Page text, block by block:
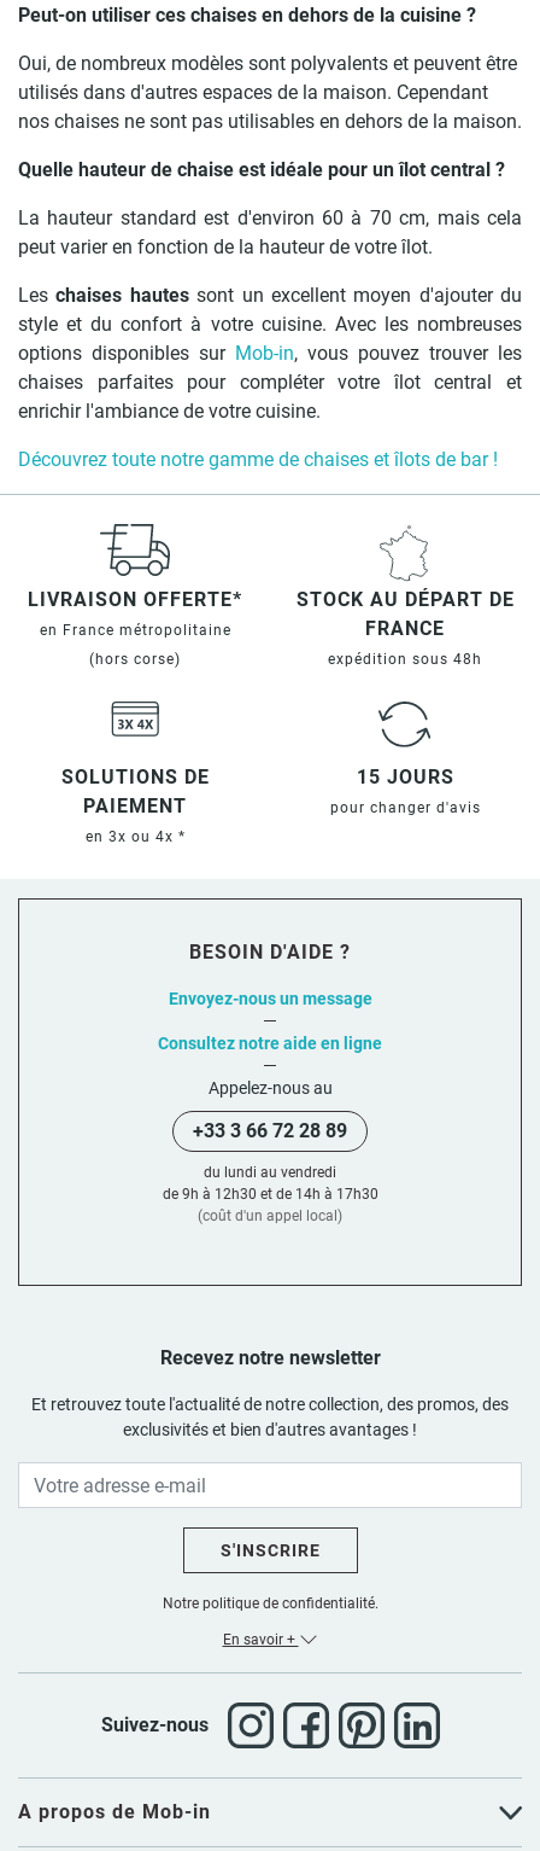
Peut-on utiliser ces chaises en dehors de la cuisine ?
Oui, de nombreux modèles sont polyvalents et peuvent être
utilisés dans d'autres espaces de la maison. Cependant
nos chaises ne sont pas utilisables en dehors de la maison.
Quelle hauteur de chaise est idéale pour un îlot central ?
La hauteur standard est d'environ 60 à 70 cm, mais cela
peut varier en fonction de la hauteur de votre îlot.
Leschaises hautessont un excellent moyen d'ajouter du
style et du confort à votre cuisine. Avec les nombreuses
options disponibles sur Mob-in, vous pouvez trouver les
chaises parfaites pour compléter votre îlot central et
enrichir l'ambiance de votre cuisine.
Découvrez toute notre gamme de chaises et îlots de bar !
LIVRAISON OFFERTE*
en France métropolitaine
(hors corse)
STOCK AU DÉPART DE
FRANCE
expédition sous 48h
SOLUTIONS DE
PAIEMENT
en 3x ou 4x *
15 JOURS
pour changer d'avis
A propos de Mob-in
Recevez notre newsletter
Et retrouvez toute l'actualité de notre collection, des promos, des
exclusivités et bien d'autres avantages !
S'INSCRIRE
Notre politique de confidentialité.
En savoir +
Suivez-nous
BESOIN D'AIDE ?
Envoyez-nous un message
Consultez notre aide en ligne
Appelez-nous au
+33 3 66 72 28 89
du lundi au vendredi
de 9h à 12h30 et de 14h à 17h30
(coût d'un appel local)